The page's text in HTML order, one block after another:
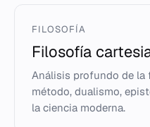
FILOSOFÍA
Filosofía
Análisis profundo de la
método, dualismo,
la ciencia moderna.